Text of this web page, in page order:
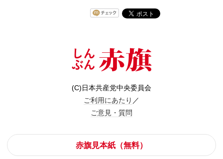
(C)日本共産党中央委員会
ご利用にあたり ／
ご意見・質問
赤旗見本紙（無料）